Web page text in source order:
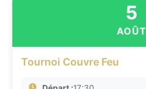
5
AOÛT
Tournoi Couvre Feu